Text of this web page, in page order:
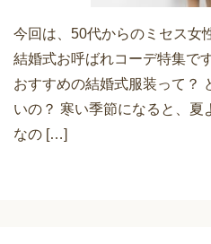
今回は、50代からのミセス女
結婚式お呼ばれコーデ特集で
おすすめの結婚式服装って？
いの？ 寒い季節になると、夏
なの […]